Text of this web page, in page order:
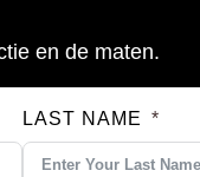
en de maten.
LAST NAME